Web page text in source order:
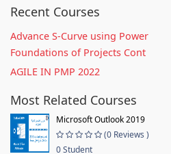
Recent Courses
Advance S-Curve using Power
Foundations of Projects Cont
AGILE IN PMP 2022
Most Related Courses
Microsoft Outlook 2019
(0 Reviews )
0 Student